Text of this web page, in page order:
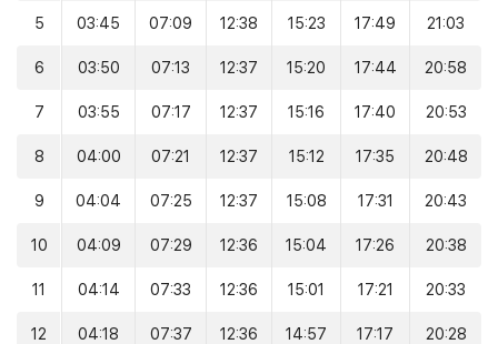
5 03:45 07:09 12:38 15:23 17:49 21:03
6 03:50 07:13 12:37 15:20 17:44 20:58
7 03:55 07:17 12:37 15:16 17:40 20:53
8 04:00 07:21 12:37 15:12 17:35 20:48
9 04:04 07:25 12:37 15:08 17:31 20:43
10 04:09 07:29 12:36 15:04 17:26 20:38
11 04:14 07:33 12:36 15:01 17:21 20:33
12 04:18 07:37 12:36 14:57 17:17 20:28